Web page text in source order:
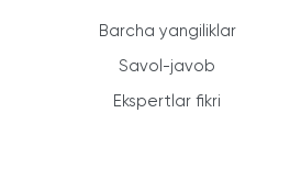
Barcha yangiliklar
Savol-javob
Ekspertlar fikri